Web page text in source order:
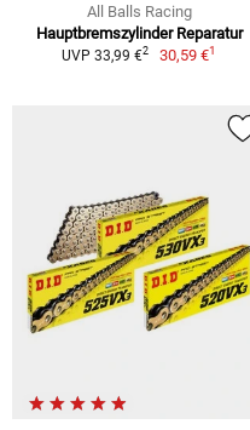
All Balls Racing
Hauptbremszylinder Reparatur
UVP 33,99 €2 30,59 €1